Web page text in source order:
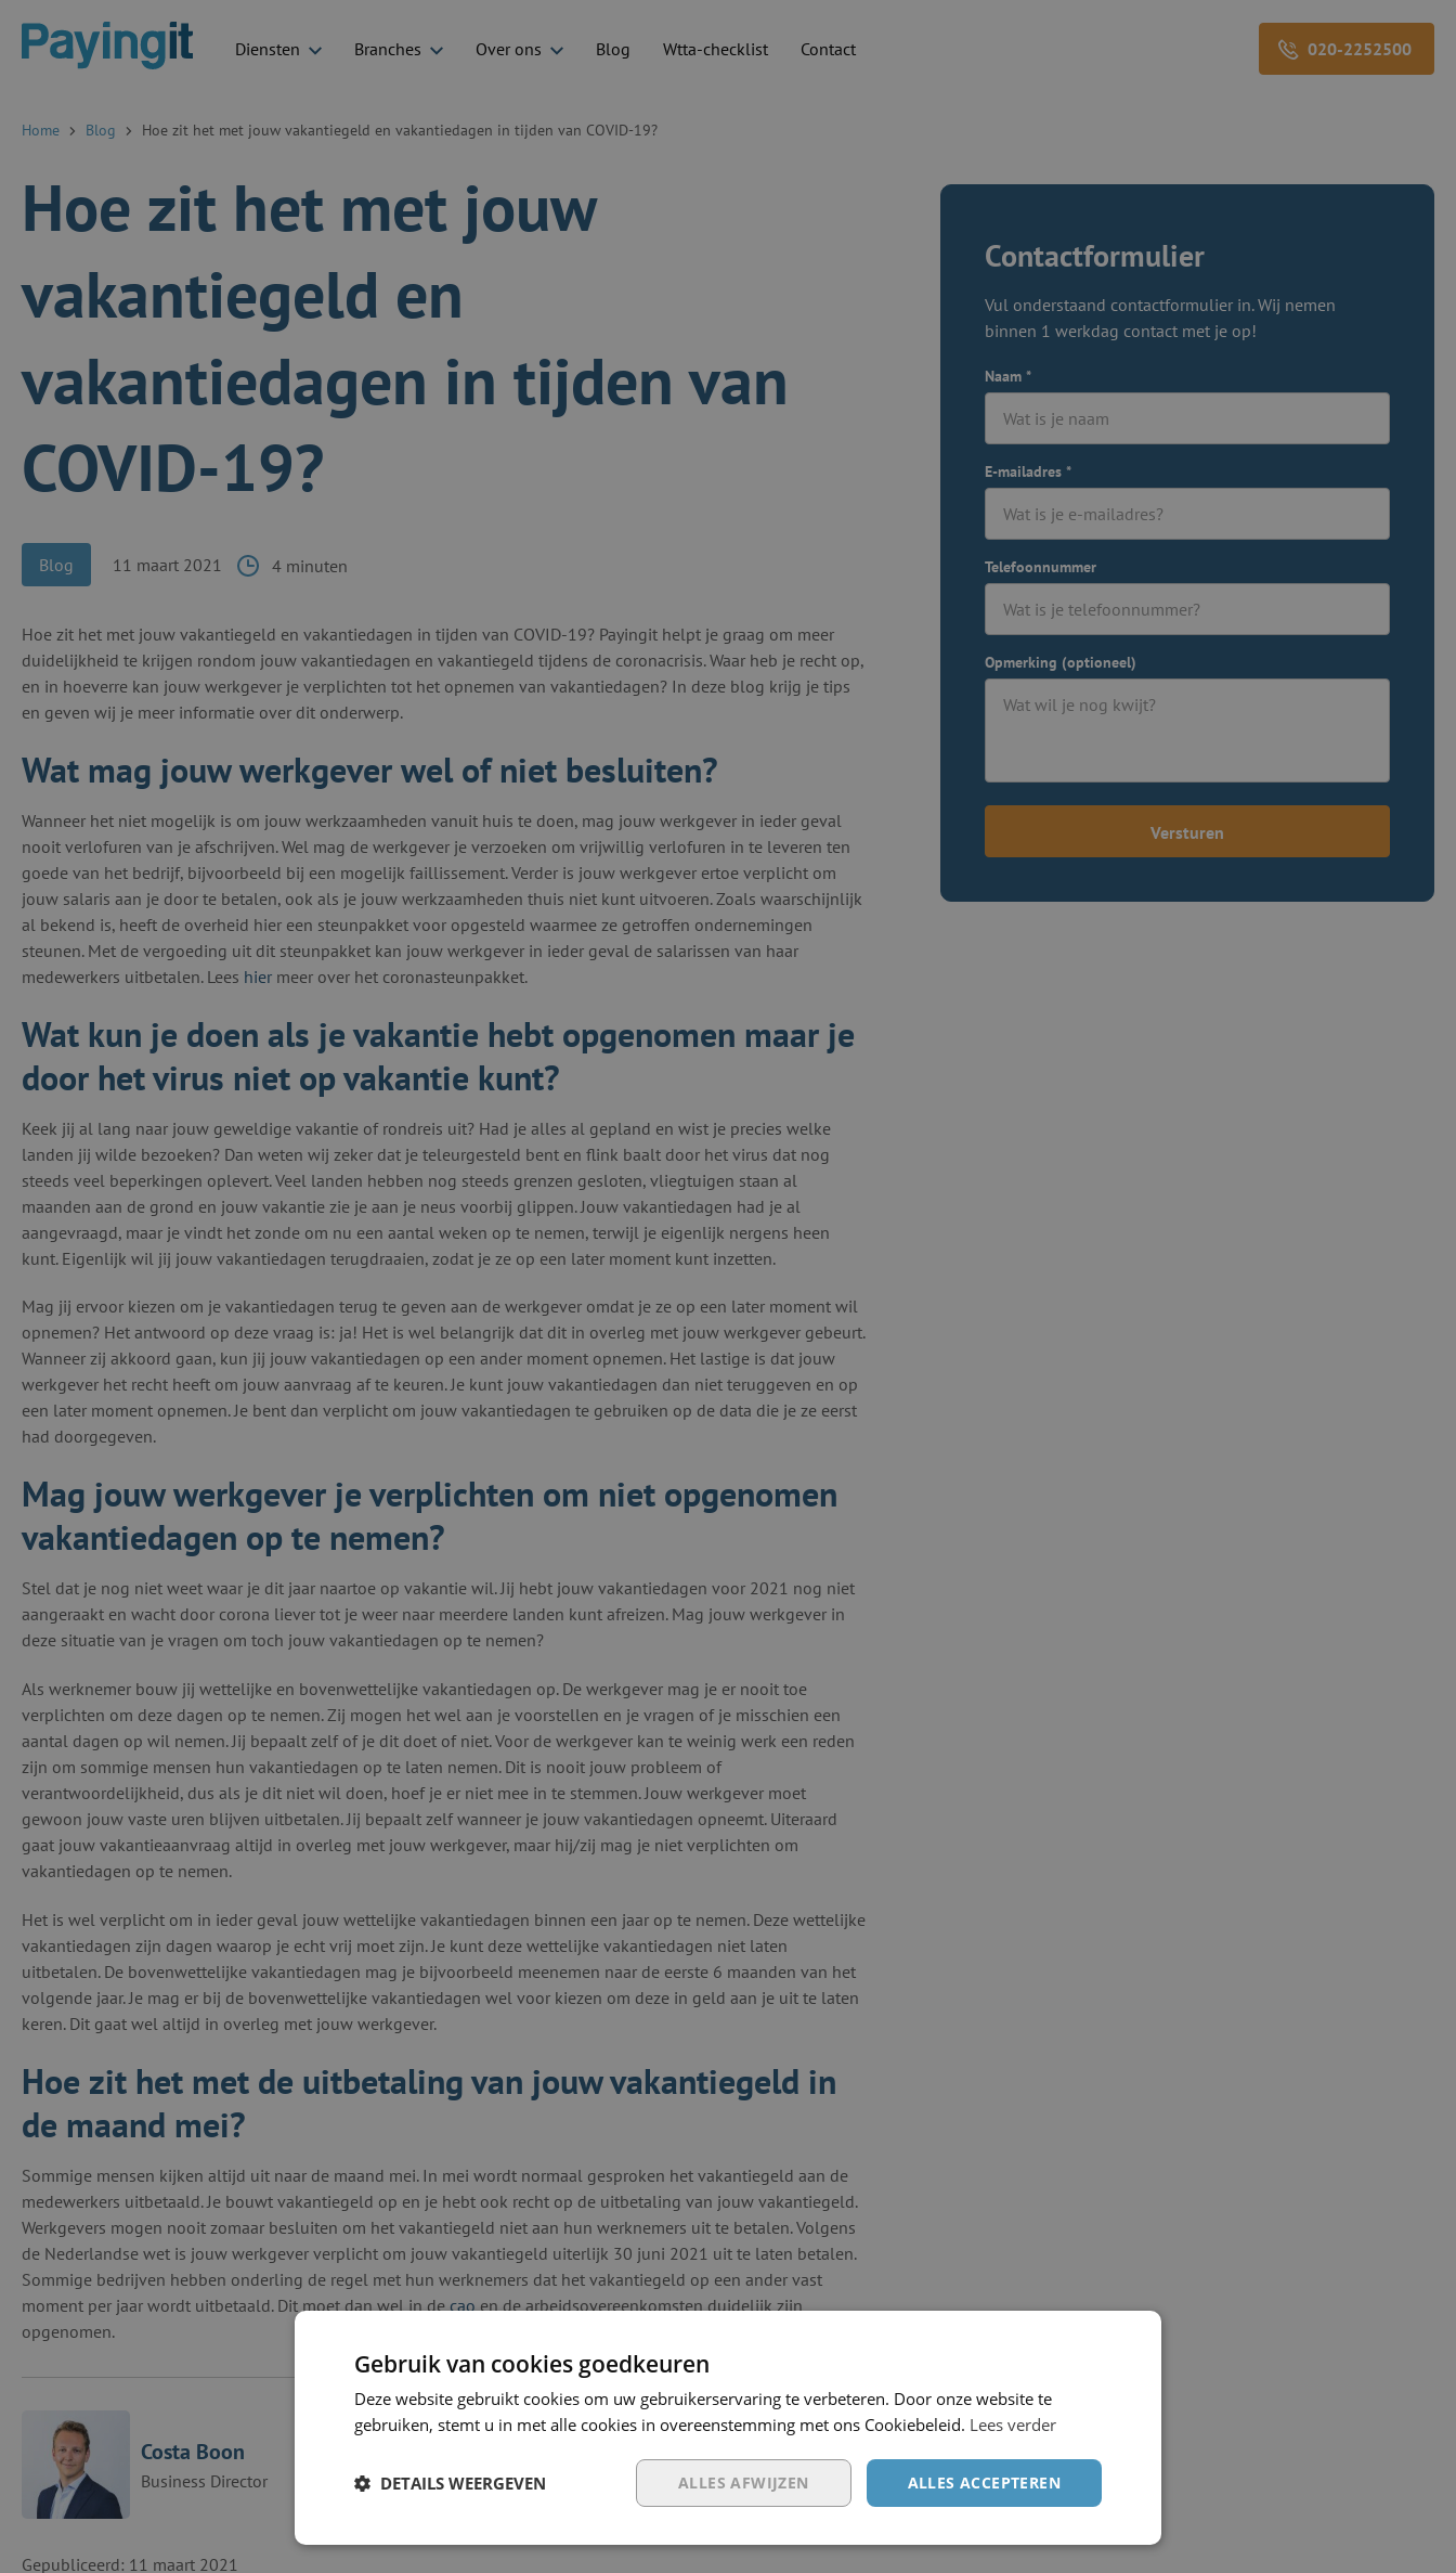
Diensten Branches Over ons Blog Wtta-checklist Contact 020-2252500
Home Blog Hoe zit het met jouw vakantiegeld en vakantiedagen in tijden van COVID-19?
Hoe zit het met jouw
vakantiegeld en
vakantiedagen in tijden van
COVID-19?
Blog 11 maart 2021 4 minuten
Hoe zit het met jouw vakantiegeld en vakantiedagen in tijden van COVID-19? Payingit helpt je graag om meer
duidelijkheid te krijgen rondom jouw vakantiedagen en vakantiegeld tijdens de coronacrisis. Waar heb je recht op,
en in hoeverre kan jouw werkgever je verplichten tot het opnemen van vakantiedagen? In deze blog krijg je tips
en geven wij je meer informatie over dit onderwerp.
Wat mag jouw werkgever wel of niet besluiten?
Wanneer het niet mogelijk is om jouw werkzaamheden vanuit huis te doen, mag jouw werkgever in ieder geval
nooit verlofuren van je afschrijven. Wel mag de werkgever je verzoeken om vrijwillig verlofuren in te leveren ten
goede van het bedrijf, bijvoorbeeld bij een mogelijk faillissement. Verder is jouw werkgever ertoe verplicht om
jouw salaris aan je door te betalen, ook als je jouw werkzaamheden thuis niet kunt uitvoeren. Zoals waarschijnlijk
al bekend is, heeft de overheid hier een steunpakket voor opgesteld waarmee ze getroffen ondernemingen
steunen. Met de vergoeding uit dit steunpakket kan jouw werkgever in ieder geval de salarissen van haar
medewerkers uitbetalen. Lees hier meer over het coronasteunpakket.
Wat kun je doen als je vakantie hebt opgenomen maar je
door het virus niet op vakantie kunt?
Keek jij al lang naar jouw geweldige vakantie of rondreis uit? Had je alles al gepland en wist je precies welke
landen jij wilde bezoeken? Dan weten wij zeker dat je teleurgesteld bent en flink baalt door het virus dat nog
steeds veel beperkingen oplevert. Veel landen hebben nog steeds grenzen gesloten, vliegtuigen staan al
maanden aan de grond en jouw vakantie zie je aan je neus voorbij glippen. Jouw vakantiedagen had je al
aangevraagd, maar je vindt het zonde om nu een aantal weken op te nemen, terwijl je eigenlijk nergens heen
kunt. Eigenlijk wil jij jouw vakantiedagen terugdraaien, zodat je ze op een later moment kunt inzetten.
Mag jij ervoor kiezen om je vakantiedagen terug te geven aan de werkgever omdat je ze op een later moment wil
opnemen? Het antwoord op deze vraag is: ja! Het is wel belangrijk dat dit in overleg met jouw werkgever gebeurt.
Wanneer zij akkoord gaan, kun jij jouw vakantiedagen op een ander moment opnemen. Het lastige is dat jouw
werkgever het recht heeft om jouw aanvraag af te keuren. Je kunt jouw vakantiedagen dan niet teruggeven en op
een later moment opnemen. Je bent dan verplicht om jouw vakantiedagen te gebruiken op de data die je ze eerst
had doorgegeven.
Mag jouw werkgever je verplichten om niet opgenomen
vakantiedagen op te nemen?
Stel dat je nog niet weet waar je dit jaar naartoe op vakantie wil. Jij hebt jouw vakantiedagen voor 2021 nog niet
aangeraakt en wacht door corona liever tot je weer naar meerdere landen kunt afreizen. Mag jouw werkgever in
deze situatie van je vragen om toch jouw vakantiedagen op te nemen?
Als werknemer bouw jij wettelijke en bovenwettelijke vakantiedagen op. De werkgever mag je er nooit toe
verplichten om deze dagen op te nemen. Zij mogen het wel aan je voorstellen en je vragen of je misschien een
aantal dagen op wil nemen. Jij bepaalt zelf of je dit doet of niet. Voor de werkgever kan te weinig werk een reden
zijn om sommige mensen hun vakantiedagen op te laten nemen. Dit is nooit jouw probleem of
verantwoordelijkheid, dus als je dit niet wil doen, hoef je er niet mee in te stemmen. Jouw werkgever moet
gewoon jouw vaste uren blijven uitbetalen. Jij bepaalt zelf wanneer je jouw vakantiedagen opneemt. Uiteraard
gaat jouw vakantieaanvraag altijd in overleg met jouw werkgever, maar hij/zij mag je niet verplichten om
vakantiedagen op te nemen.
Het is wel verplicht om in ieder geval jouw wettelijke vakantiedagen binnen een jaar op te nemen. Deze wettelijke
vakantiedagen zijn dagen waarop je echt vrij moet zijn. Je kunt deze wettelijke vakantiedagen niet laten
uitbetalen. De bovenwettelijke vakantiedagen mag je bijvoorbeeld meenemen naar de eerste 6 maanden van het
volgende jaar. Je mag er bij de bovenwettelijke vakantiedagen wel voor kiezen om deze in geld aan je uit te laten
keren. Dit gaat wel altijd in overleg met jouw werkgever.
Hoe zit het met de uitbetaling van jouw vakantiegeld in
de maand mei?
Sommige mensen kijken altijd uit naar de maand mei. In mei wordt normaal gesproken het vakantiegeld aan de
medewerkers uitbetaald. Je bouwt vakantiegeld op en je hebt ook recht op de uitbetaling van jouw vakantiegeld.
Werkgevers mogen nooit zomaar besluiten om het vakantiegeld niet aan hun werknemers uit te betalen. Volgens
de Nederlandse wet is jouw werkgever verplicht om jouw vakantiegeld uiterlijk 30 juni 2021 uit te laten betalen.
Sommige bedrijven hebben onderling de regel met hun werknemers dat het vakantiegeld op een ander vast
moment per jaar wordt uitbetaald. Dit moet dan wel in de cao en de arbeidsovereenkomsten duidelijk zijn
opgenomen.
Costa Boon
Business Director
Gepubliceerd: 11 maart 2021
Contactformulier
Vul onderstaand contactformulier in. Wij nemen
binnen 1 werkdag contact met je op!
Naam *
E-mailadres *
Telefoonnummer
Opmerking (optioneel)
Versturen
Gebruik van cookies goedkeuren
Deze website gebruikt cookies om uw gebruikerservaring te verbeteren. Door onze website te
gebruiken, stemt u in met alle cookies in overeenstemming met ons Cookiebeleid. Lees verder
ALLES ACCEPTEREN
ALLES AFWIJZEN
DETAILS WEERGEVEN